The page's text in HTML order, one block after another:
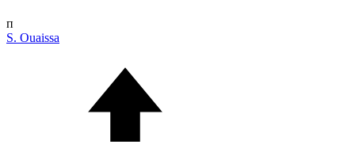
п
S. Ouaissa